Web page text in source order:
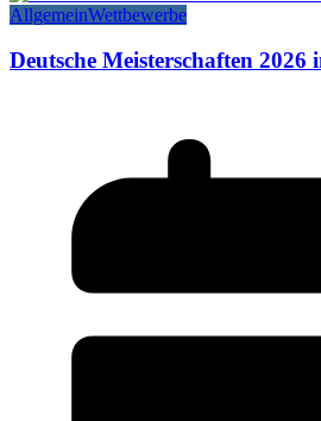
AllgemeinWettbewerbe
Deutsche Meisterschaften 2026